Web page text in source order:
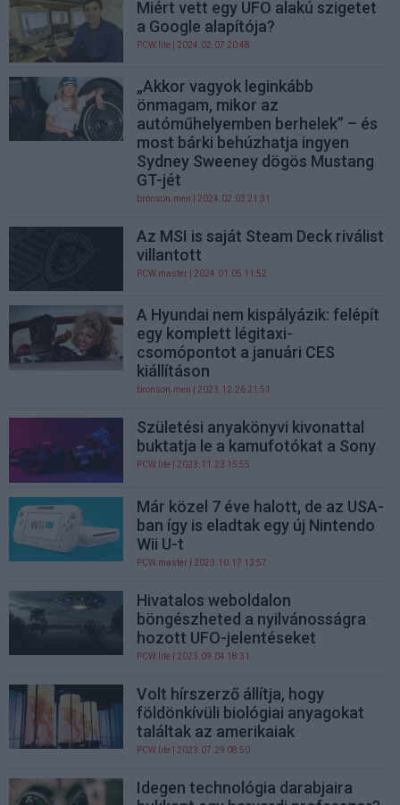
Miért vett egy UFO alakú szigetet
a Google alapítója?
PCW.lite | 2024.02.07 20:48
„Akkor vagyok leginkább
önmagam, mikor az
autóműhelyemben berhelek” – és
most bárki behúzhatja ingyen
Sydney Sweeney dögös Mustang
GT-jét
bronson.men | 2024.02.03 21:31
Az MSI is saját Steam Deck riválist
villantott
PCW.master | 2024.01.05 11:52
A Hyundai nem kispályázik: felépít
egy komplett légitaxi-
csomópontot a januári CES
kiállításon
bronson.men | 2023.12.26 21:51
Születési anyakönyvi kivonattal
buktatja le a kamufotókat a Sony
PCW.lite | 2023.11.23 15:55
Már közel 7 éve halott, de az USA-
ban így is eladtak egy új Nintendo
Wii U-t
PCW.master | 2023.10.17 13:57
Hivatalos weboldalon
böngészheted a nyilvánosságra
hozott UFO-jelentéseket
PCW.lite | 2023.09.04 18:31
Volt hírszerző állítja, hogy
földönkívüli biológiai anyagokat
találtak az amerikaiak
PCW.lite | 2023.07.29 08:50
Idegen technológia darabjaira